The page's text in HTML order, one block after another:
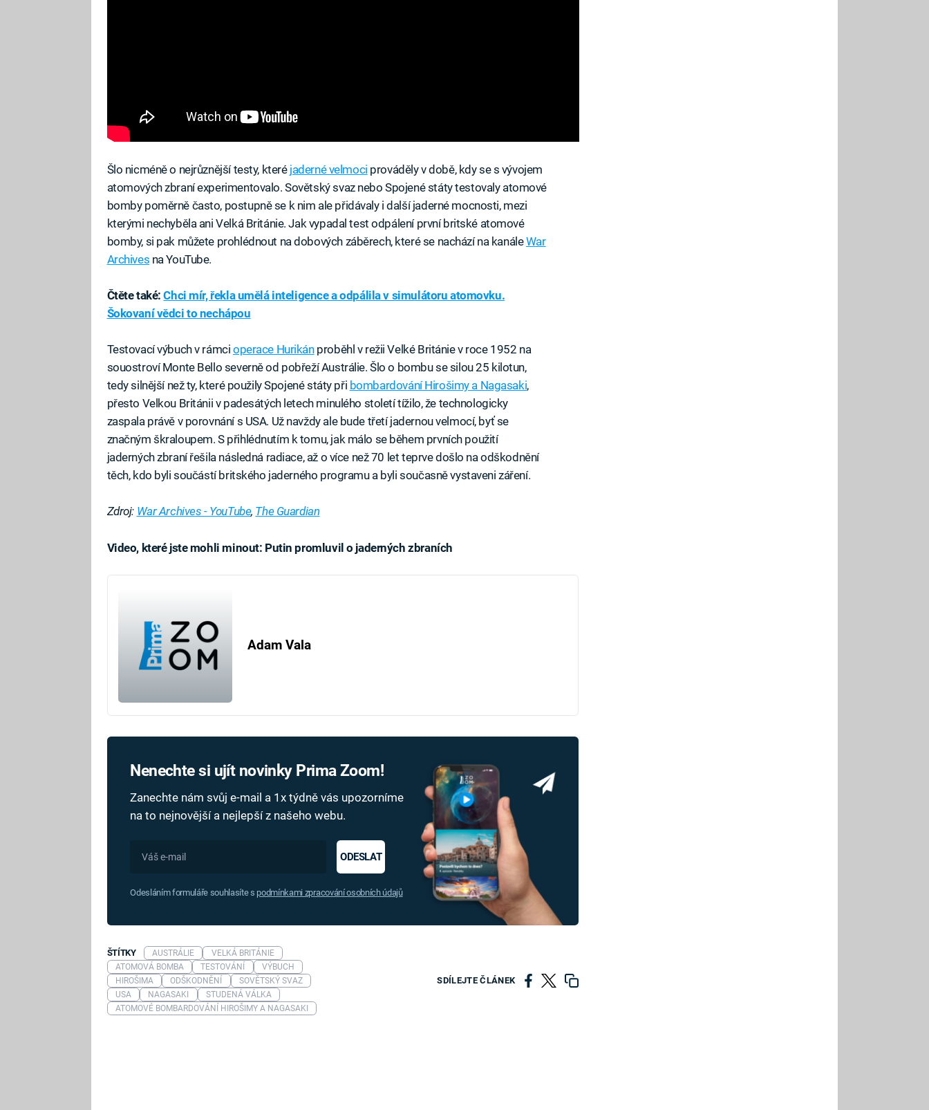
Šlo nicméně o nejrůznější testy, které jaderné velmoci prováděly v době, kdy se s vývojem
atomových zbraní experimentovalo. Sovětský svaz nebo Spojené státy testovaly atomové
bomby poměrně často, postupně se k nim ale přidávaly i další jaderné mocnosti, mezi
kterými nechyběla ani Velká Británie. Jak vypadal test odpálení první britské atomové
bomby, si pak můžete prohlédnout na dobových záběrech, které se nachází na kanáleWar
Archives na YouTube.
Čtěte také:Chci mír, řekla umělá inteligence a odpálila v simulátoru atomovku.
Šokovaní vědci to nechápou
Testovací výbuch v rámci operace Hurikánproběhl v režii Velké Británie v roce 1952 na
souostroví Monte Bello severně od pobřeží Austrálie. Šlo o bombu se silou 25 kilotun,
tedy silnější než ty, které použily Spojené státy při bombardování Hirošimy a Nagasaki,
přesto Velkou Británii v padesátých letech minulého století tížilo, že technologicky
zaspala právě v porovnání s USA. Už navždy ale bude třetí jadernou velmocí, byť se
značným škraloupem. S přihlédnutím k tomu, jak málo se během prvních použití
jaderných zbraní řešila následná radiace, až o více než 70 let teprve došlo na odškodnění
těch, kdo byli součástí britského jaderného programu a byli současně vystaveni záření.
Zdroj: War Archives - YouTube, The Guardian
Video, které jste mohli minout: Putin promluvil o jaderných zbraních
Adam Vala
Nenechte si ujít novinky Prima Zoom!
Zanechte nám svůj e-mail a 1x týdně vás upozorníme
na to nejnovější a nejlepší z našeho webu.
ODESLAT
Odesláním formuláře souhlasíte s podmínkami zpracování osobních údajů
SDÍLEJTE ČLÁNEK
ŠTÍTKY AUSTRÁLIE
VELKÁ BRITÁNIE
ATOMOVÁ BOMBA
TESTOVÁNÍ
VÝBUCH
HIROŠIMA
ODŠKODNĚNÍ
SOVĚTSKÝ SVAZ
USA
NAGASAKI
STUDENÁ VÁLKA
ATOMOVÉ BOMBARDOVÁNÍ HIROŠIMY A NAGASAKI